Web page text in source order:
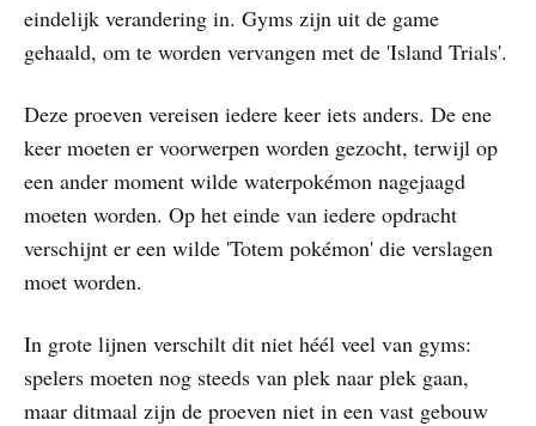
eindelijk verandering in. Gyms zijn uit de game
gehaald, om te worden vervangen met de 'Island Trials'.
Deze proeven vereisen iedere keer iets anders. De ene
keer moeten er voorwerpen worden gezocht, terwijl op
een ander moment wilde waterpokémon nagejaagd
moeten worden. Op het einde van iedere opdracht
verschijnt er een wilde 'Totem pokémon' die verslagen
moet worden.
In grote lijnen verschilt dit niet héél veel van gyms:
spelers moeten nog steeds van plek naar plek gaan,
maar ditmaal zijn de proeven niet in een vast gebouw